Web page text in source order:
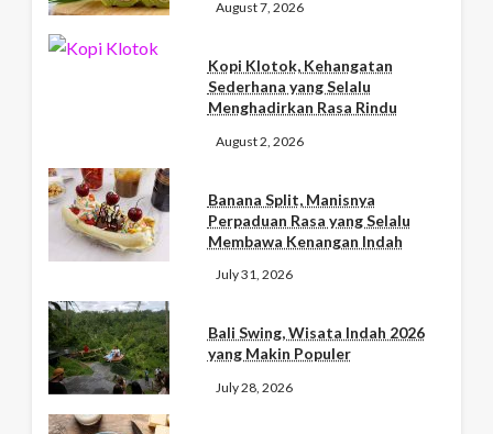
August 7, 2026
Kopi Klotok, Kehangatan
Sederhana yang Selalu
Menghadirkan Rasa Rindu
August 2, 2026
Banana Split, Manisnya
Perpaduan Rasa yang Selalu
Membawa Kenangan Indah
July 31, 2026
Bali Swing, Wisata Indah 2026
yang Makin Populer
July 28, 2026